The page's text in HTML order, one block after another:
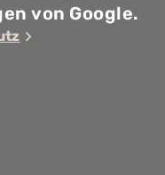
von Google.